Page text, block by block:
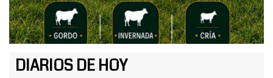
DIARIOS DE HOY